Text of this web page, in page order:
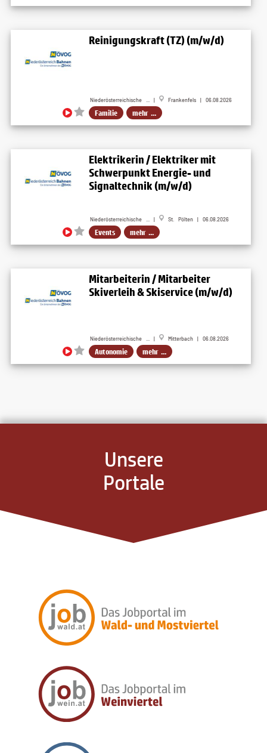
Reinigungskraft (TZ) (m/w/d)
Niederösterreichische ... | Frankenfels | 06.08.2026
Familie mehr ...
Elektrikerin / Elektriker mit
Schwerpunkt Energie- und
Signaltechnik (m/w/d)
Niederösterreichische ... | St. Pölten | 06.08.2026
Events mehr ...
Mitarbeiterin / Mitarbeiter
Skiverleih & Skiservice (m/w/d)
Niederösterreichische ... | Mitterbach | 06.08.2026
Autonomie mehr ...
Unsere
Portale